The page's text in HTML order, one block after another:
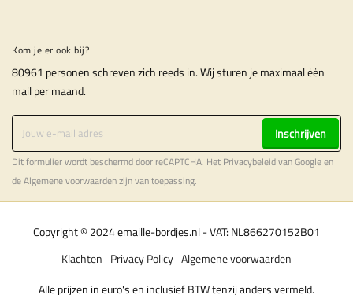
Kom je er ook bij?
80961 personen schreven zich reeds in. Wij sturen je maximaal ėėn
mail per maand.
Inschrijven
Dit formulier wordt beschermd door reCAPTCHA. Het Privacybeleidvan Google en
deAlgemene voorwaardenzijn van toepassing.
Copyright © 2024 emaille-bordjes.nl - VAT: NL866270152B01
Algemene voorwaarden
Privacy Policy
Klachten
Alle prijzen in euro's en inclusief BTW tenzij anders vermeld.